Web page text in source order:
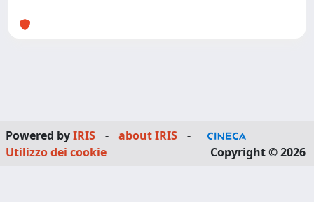
Powered byIRIS - about IRIS
-
Utilizzo dei cookie
Copyright © 2026